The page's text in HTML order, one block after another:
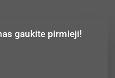
gaukite pirmieji!